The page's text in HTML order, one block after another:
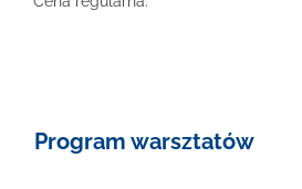
Program warsztatów